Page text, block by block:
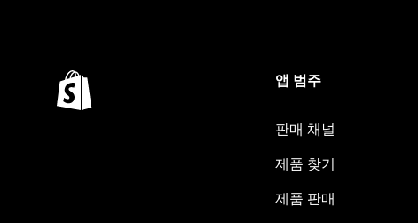
앱 범주
판매 채널
제품 찾기
제품 판매